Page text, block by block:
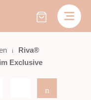
Riva®
Exclusive